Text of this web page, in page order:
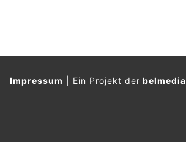
Impressum Ein Projekt derbelmedia